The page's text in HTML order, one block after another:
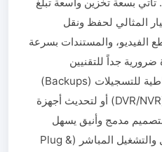
المثالي لحفظ ونقل
الفيديو، والمستندات بسرعة
ضرورية جداً للتقنيين
والمستخدمين لأخذ نسخ احتياطية للتسجيلات (Backups)
من أجهزة كاميرات المراقبة (DVR/NVR) أو لتحديث أجهزة
بتصميم مدمج وأنيق يسهل
حملها، وتدعم خاصية التوصيل والتشغيل المباشر (Plug &